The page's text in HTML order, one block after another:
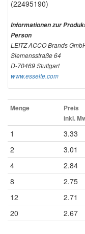
(22495190)
Informationen zur
Person
LEITZ ACCO Brands
Siemensstraße 64
D-70469 Stuttgart
www.esselte.com
Menge
Preis
inkl.
1 3.33
2 3.01
4 2.84
8 2.75
12 2.71
20 2.67